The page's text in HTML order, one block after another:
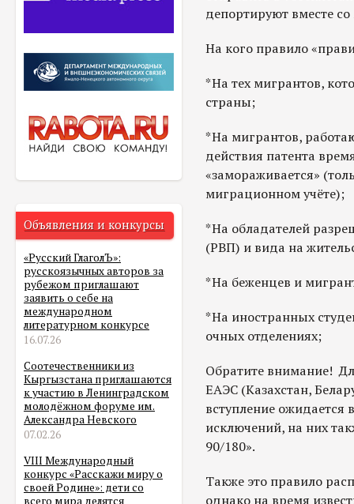
Объявления и конкурсы
«Русский ГлаголЪ»:
русскоязычных авторов за
рубежом приглашают
заявить о себе на
международном
литературном конкурсе
16.07.26
Соотечественники из
Кыргызстана приглашаются
к участию в Ленинградском
молодёжном форуме им.
Александра Невского
07.02.26
VIII Международный
конкурс «Расскажи миру о
своей Родине»: дети со
всего мира делятся
депортируют вместе
На кого правило
*На тех мигрантов,
страны;
*На мигрантов,
действия патента
«замораживается»
миграционном учёте);
*На обладателей
(РВП) и вида на
*На беженцев и
*На иностранных
очных отделениях;
Обратите внимание!
ЕАЭС (Казахстан,
вступление ожидается
исключений, на них
90/180».
Также это правило
однако на время